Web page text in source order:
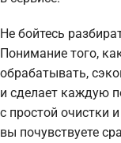
Не бойтесь
Понимание того,
обрабатывать,
и сделает каждую
с простой очистки
вы почувствуете